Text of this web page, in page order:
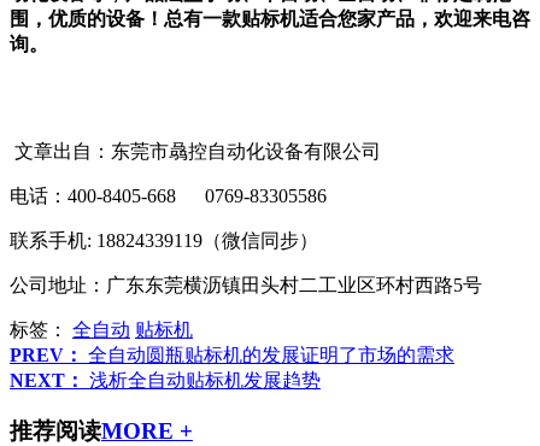
围，优质的设备！总有一款贴标机适合您家产品，欢迎来电咨
询。
文章出自：东莞市骉控自动化设备有限公司
电话：400-8405-668 0769-83305586
联系手机: 18824339119（微信同步）
公司地址：广东东莞横沥镇田头村二工业区环村西路5号
标签： 全自动 贴标机
PREV： 全自动圆瓶贴标机的发展证明了市场的需求
NEXT： 浅析全自动贴标机发展趋势
推荐阅读MORE +